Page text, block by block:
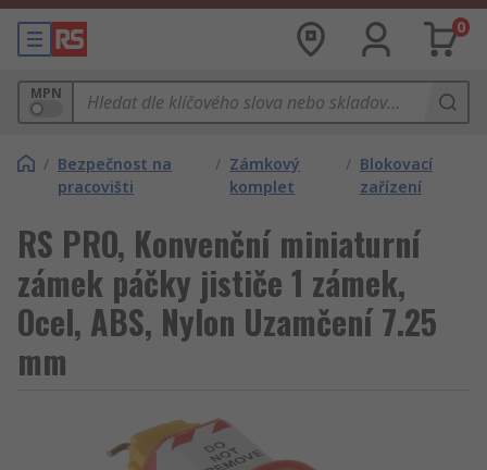
0
MPN
/ Bezpečnost na
pracovišti
/ Zámkový
komplet
/ Blokovací
zařízení
RS PRO, Konvenční miniaturní
zámek páčky jističe 1 zámek,
Ocel, ABS, Nylon Uzamčení 7.25
mm